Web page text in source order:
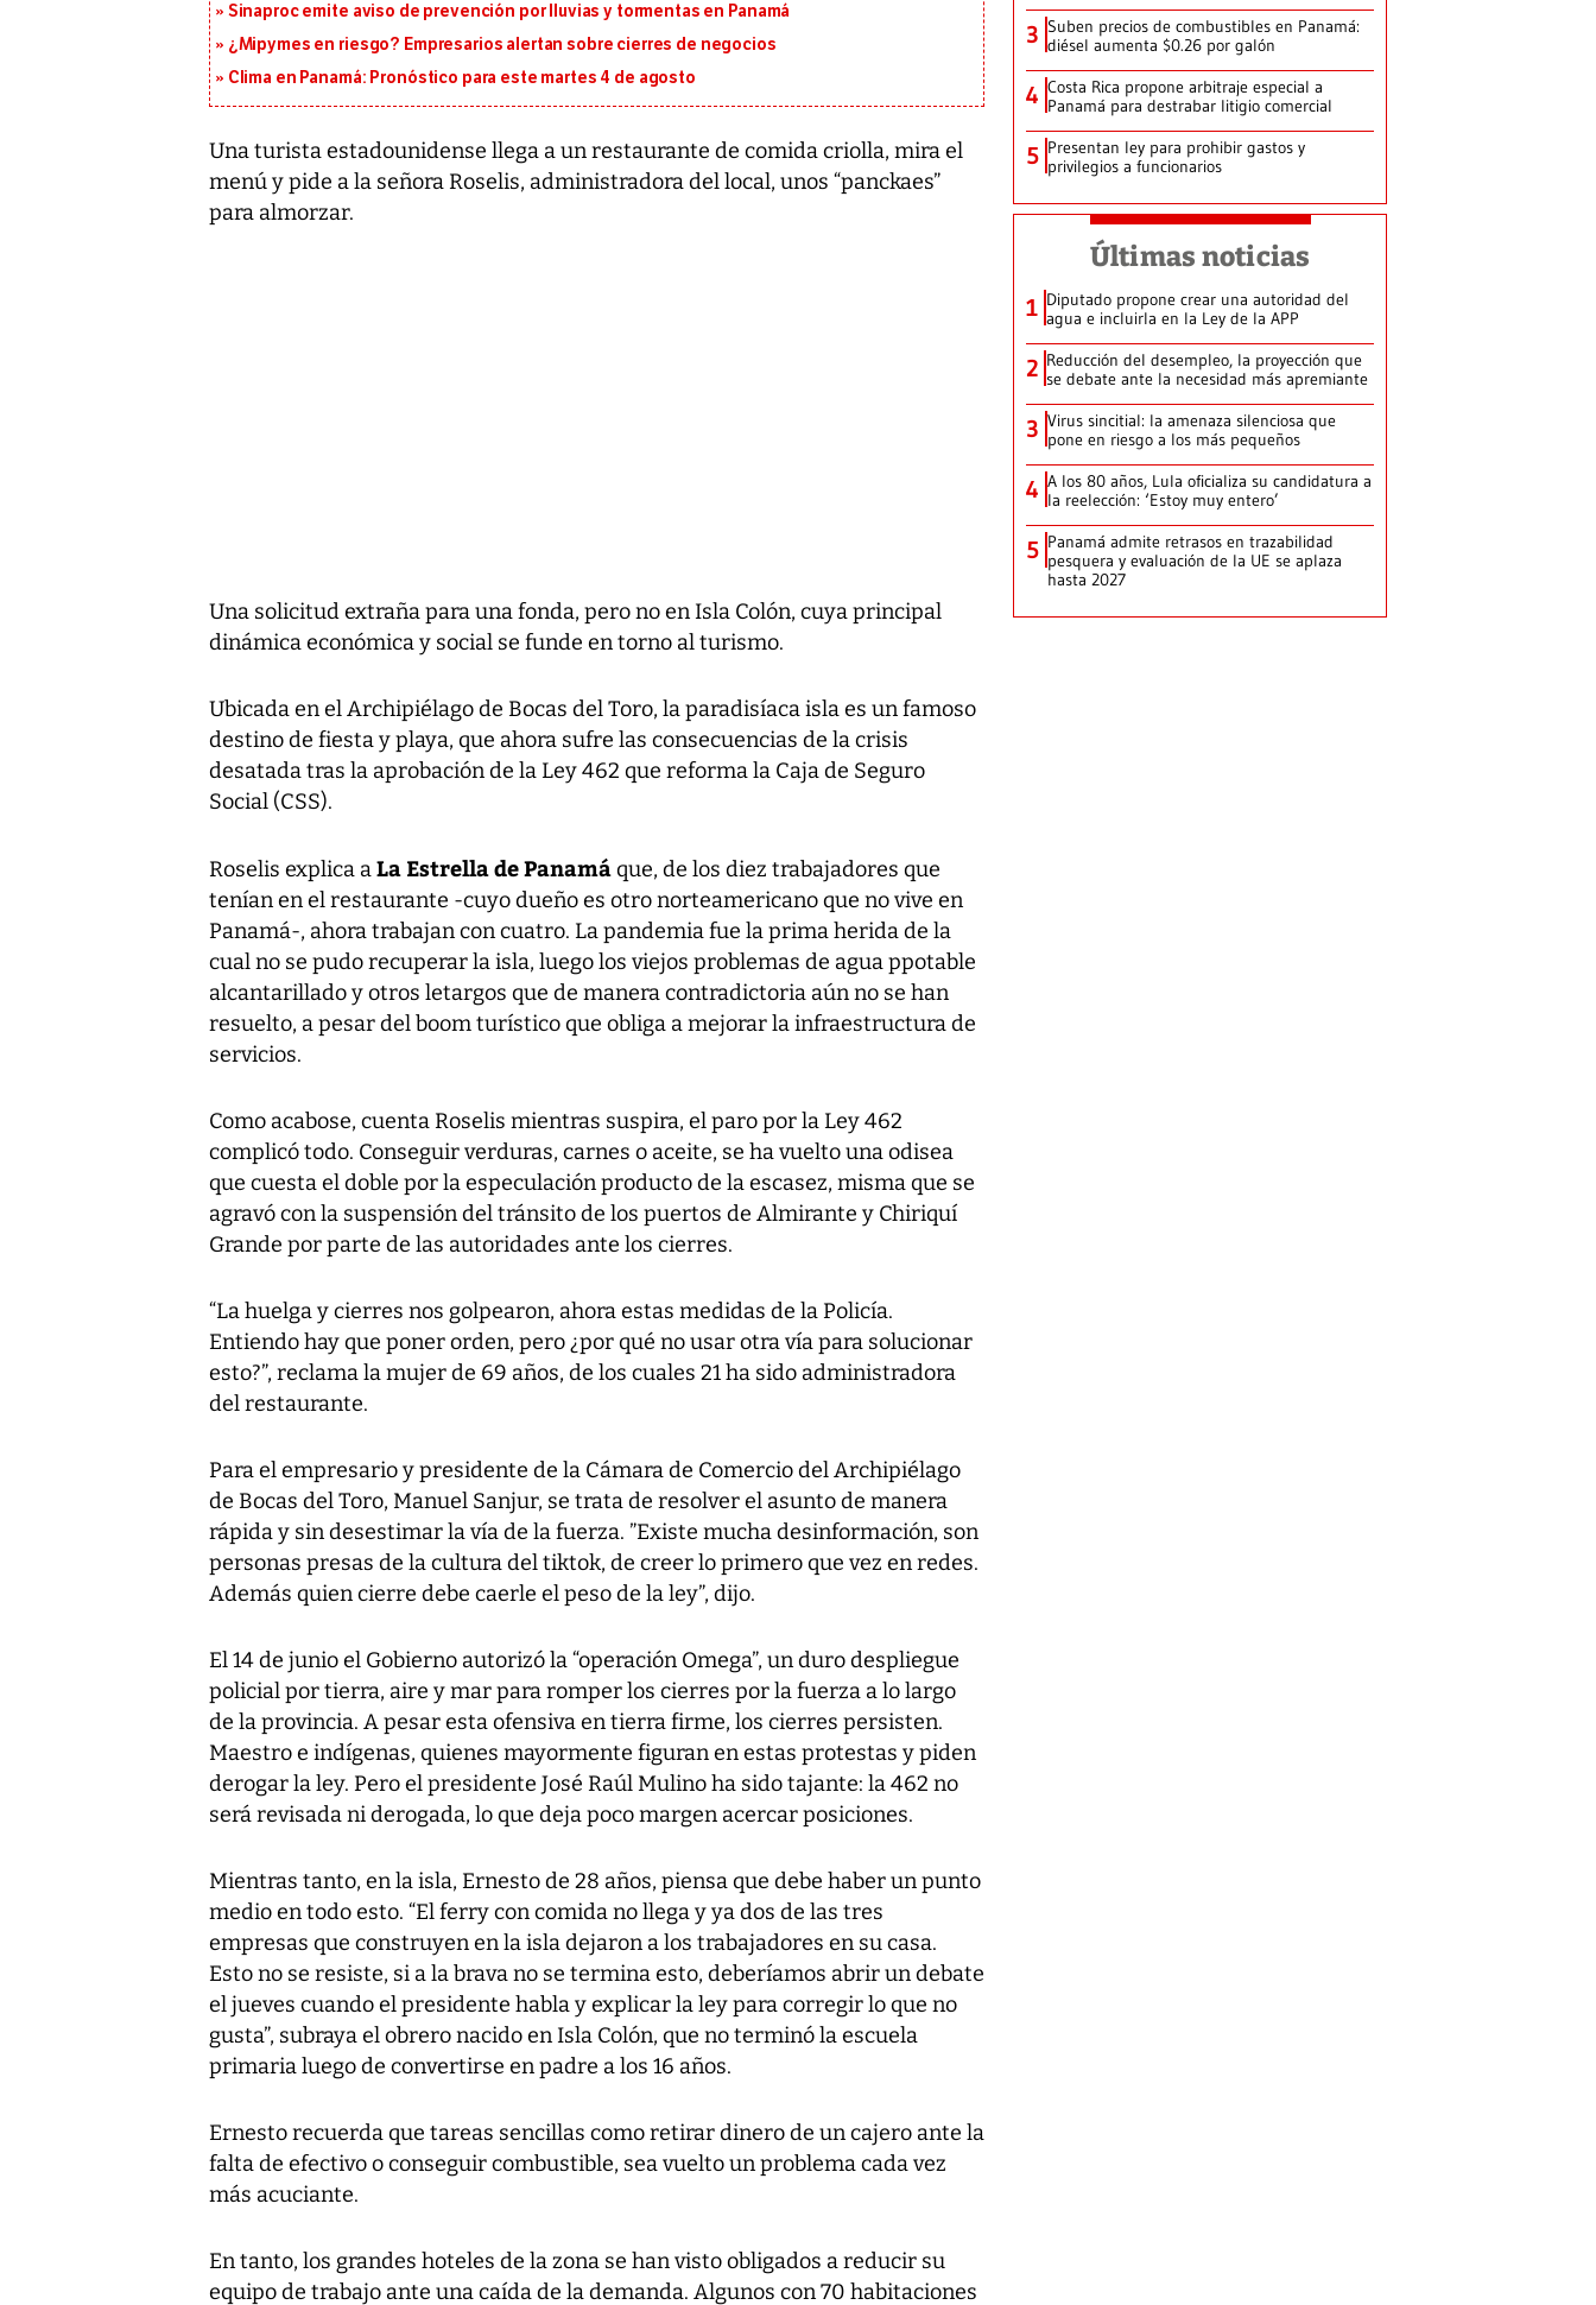
Sinaproc emite aviso de prevención por lluvias y tormentas en Panamá
¿Mipymes en riesgo? Empresarios alertan sobre cierres de negocios
Clima en Panamá: Pronóstico para este martes 4 de agosto
Una turista estadounidense llega a un restaurante de comida criolla, mira el
menú y pide a la señora Roselis, administradora del local, unos “panckaes”
para almorzar.
Una solicitud extraña para una fonda, pero no en Isla Colón, cuya principal
dinámica económica y social se funde en torno al turismo.
Ubicada en el Archipiélago de Bocas del Toro, la paradisíaca isla es un famoso
destino de fiesta y playa, que ahora sufre las consecuencias de la crisis
desatada tras la aprobación de la Ley 462 que reforma la Caja de Seguro
Social (CSS).
Roselis explica aLa Estrella de Panamáque, de los diez trabajadores que
tenían en el restaurante -cuyo dueño es otro norteamericano que no vive en
Panamá-, ahora trabajan con cuatro. La pandemia fue la prima herida de la
cual no se pudo recuperar la isla, luego los viejos problemas de agua ppotable
alcantarillado y otros letargos que de manera contradictoria aún no se han
resuelto, a pesar del boom turístico que obliga a mejorar la infraestructura de
servicios.
Como acabose, cuenta Roselis mientras suspira, el paro por la Ley 462
complicó todo. Conseguir verduras, carnes o aceite, se ha vuelto una odisea
que cuesta el doble por la especulación producto de la escasez, misma que se
agravó con la suspensión del tránsito de los puertos de Almirante y Chiriquí
Grande por parte de las autoridades ante los cierres.
“La huelga y cierres nos golpearon, ahora estas medidas de la Policía.
Entiendo hay que poner orden, pero ¿por qué no usar otra vía para solucionar
esto?”, reclama la mujer de 69 años, de los cuales 21 ha sido administradora
del restaurante.
Para el empresario y presidente de la Cámara de Comercio del Archipiélago
de Bocas del Toro, Manuel Sanjur, se trata de resolver el asunto de manera
rápida y sin desestimar la vía de la fuerza. ”Existe mucha desinformación, son
personas presas de la cultura del tiktok, de creer lo primero que vez en redes.
Además quien cierre debe caerle el peso de la ley”, dijo.
El 14 de junio el Gobierno autorizó la “operación Omega”, un duro despliegue
policial por tierra, aire y mar para romper los cierres por la fuerza a lo largo
de la provincia. A pesar esta ofensiva en tierra firme, los cierres persisten.
Maestro e indígenas, quienes mayormente figuran en estas protestas y piden
derogar la ley. Pero el presidente José Raúl Mulino ha sido tajante: la 462 no
será revisada ni derogada, lo que deja poco margen acercar posiciones.
Mientras tanto, en la isla, Ernesto de 28 años, piensa que debe haber un punto
medio en todo esto. “El ferry con comida no llega y ya dos de las tres
empresas que construyen en la isla dejaron a los trabajadores en su casa.
Esto no se resiste, si a la brava no se termina esto, deberíamos abrir un debate
el jueves cuando el presidente habla y explicar la ley para corregir lo que no
gusta”, subraya el obrero nacido en Isla Colón, que no terminó la escuela
primaria luego de convertirse en padre a los 16 años.
Ernesto recuerda que tareas sencillas como retirar dinero de un cajero ante la
falta de efectivo o conseguir combustible, sea vuelto un problema cada vez
más acuciante.
En tanto, los grandes hoteles de la zona se han visto obligados a reducir su
equipo de trabajo ante una caída de la demanda. Algunos con 70 habitaciones
3 Suben precios de combustibles en Panamá:
diésel aumenta $0.26 por galón
4 Costa Rica propone arbitraje especial a
Panamá para destrabar litigio comercial
5 Presentan ley para prohibir gastos y
privilegios a funcionarios
Últimas noticias
1 Diputado propone crear una autoridad del
agua e incluirla en la Ley de la APP
2 Reducción del desempleo, la proyección que
se debate ante la necesidad más apremiante
3 Virus sincitial: la amenaza silenciosa que
pone en riesgo a los más pequeños
4 A los 80 años, Lula oficializa su candidatura a
la reelección: ‘Estoy muy entero’
5 Panamá admite retrasos en trazabilidad
pesquera y evaluación de la UE se aplaza
hasta 2027